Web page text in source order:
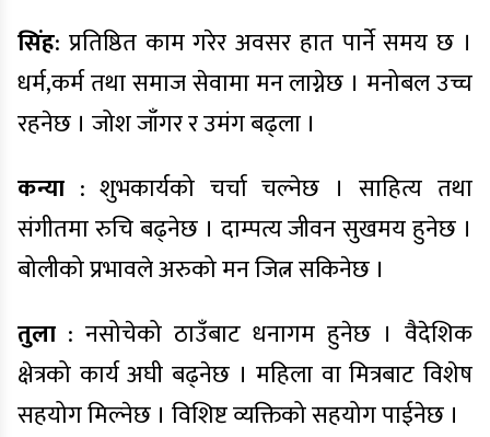
सिंह: प्रतिष्ठित काम गरेर अवसर हात पार्ने समय छ ।
धर्म,कर्म तथा समाज सेवामा मन लाग्नेछ । मनोबल उच्च
रहनेछ । जोश जाँगर र उमंग बढ्ला ।
कन्या : शुभकार्यको चर्चा चल्नेछ । साहित्य तथा
संगीतमा रुचि बढ्नेछ । दाम्पत्य जीवन सुखमय हुनेछ ।
बोलीको प्रभावले अरुको मन जित्न सकिनेछ ।
तुला : नसोचेको ठाउँबाट धनागम हुनेछ । वैदेशिक
क्षेत्रको कार्य अघी बढ्नेछ । महिला वा मित्रबाट विशेष
सहयोग मिल्नेछ । विशिष्ट व्यक्तिको सहयोग पाईनेछ ।